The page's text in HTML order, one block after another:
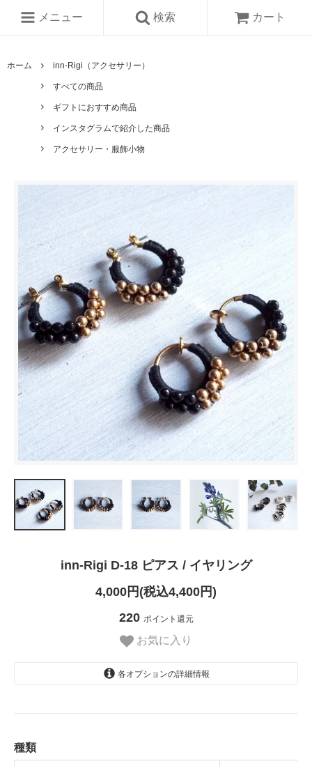
メニュー 検索 カート
ホーム inn-Rigi（アクセサリー）
すべての商品
ギフトにおすすめ商品
インスタグラムで紹介した商品
アクセサリー・服飾小物
inn-Rigi D-18 ピアス / イヤリング
4,000円(税込4,400円)
220 ポイント還元
お気に入り
各オプションの詳細情報
種類